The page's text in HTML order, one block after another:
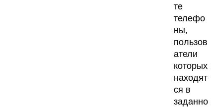
те
телефо
ны,
пользов
атели
которых
находят
ся в
заданно